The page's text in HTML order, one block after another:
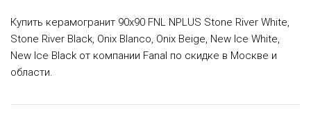
Купить керамогранит 90x90 FNL NPLUS Stone River White,
Stone River Black, Onix Blanco, Onix Beige, New Ice White,
New Ice Black от компании Fanal по скидке в Москве и
области.